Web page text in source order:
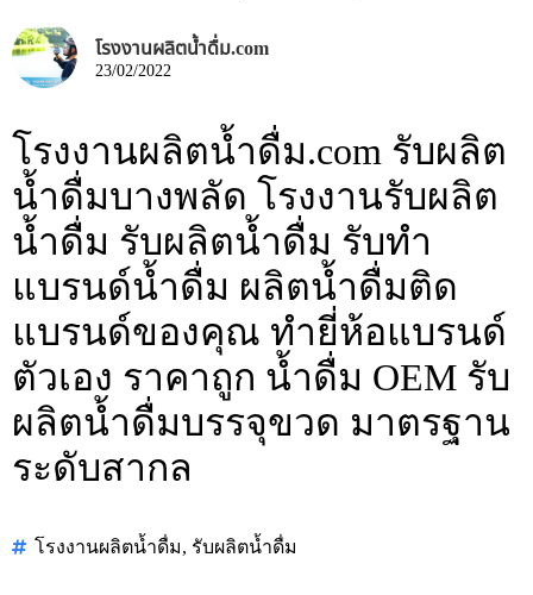
โรงงานผลิตน้ำดื่ม.com
23/02/2022
โรงงานผลิตน้ำดื่ม.com รับผลิต
น้ำดื่มบางพลัด โรงงานรับผลิต
น้ำดื่ม รับผลิตน้ำดื่ม รับทำ
แบรนด์น้ำดื่ม ผลิตน้ำดื่มติด
แบรนด์ของคุณ ทำยี่ห้อแบรนด์
ตัวเอง ราคาถูก น้ำดื่ม OEM รับ
ผลิตน้ำดื่มบรรจุขวด มาตรฐาน
ระดับสากล
โรงงานผลิตน้ำดื่ม, รับผลิตน้ำดื่ม